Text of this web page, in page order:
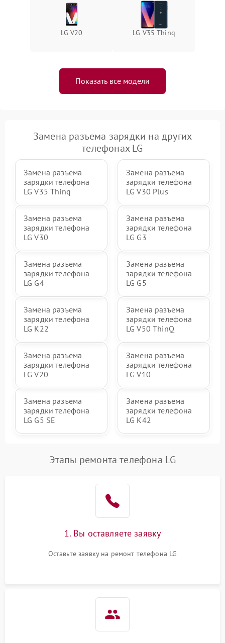
LG V20 LG V35 Thinq
Показать все модели
Замена разъема зарядки на других
телефонах LG
Замена разъема
зарядки телефона
LG V35 Thinq
Замена разъема
зарядки телефона
LG V30 Plus
Замена разъема
зарядки телефона
LG V30
Замена разъема
зарядки телефона
LG G3
Замена разъема
зарядки телефона
LG G4
Замена разъема
зарядки телефона
LG G5
Замена разъема
зарядки телефона
LG K22
Замена разъема
зарядки телефона
LG V50 ThinQ
Замена разъема
зарядки телефона
LG V20
Замена разъема
зарядки телефона
LG V10
Замена разъема
зарядки телефона
LG G5 SE
Замена разъема
зарядки телефона
LG K42
Этапы ремонта телефона LG
1. Вы оставляете заявку
Оставьте заявку на ремонт телефона LG